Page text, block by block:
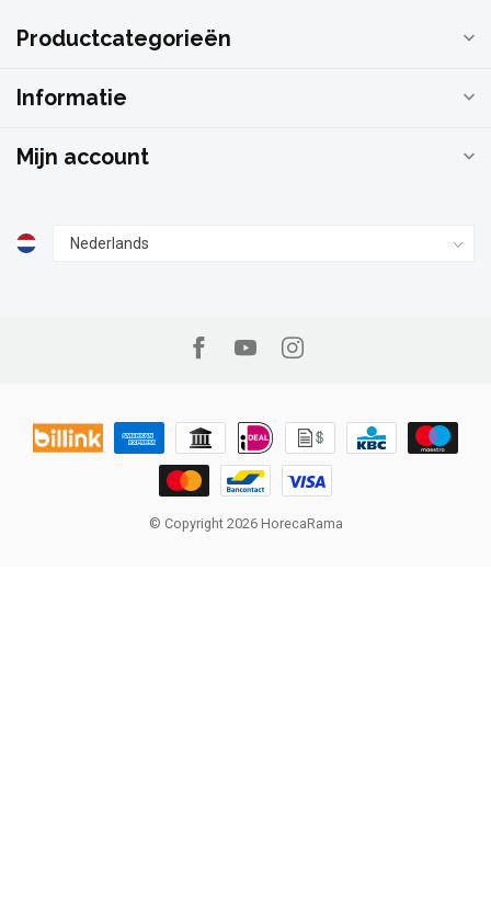
Productcategorieën
Informatie
Mijn account
© Copyright 2026 HorecaRama